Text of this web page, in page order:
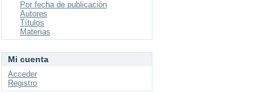
Por fecha de publicación
Autores
Títulos
Materias
Mi cuenta
Acceder
Registro